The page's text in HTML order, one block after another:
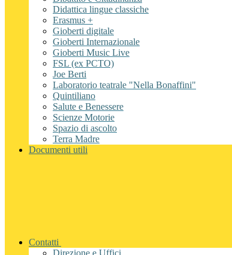
Didattica lingue classiche
Erasmus +
Gioberti digitale
Gioberti Internazionale
Gioberti Music Live
FSL (ex PCTO)
Joe Berti
Laboratorio teatrale "Nella Bonaffini"
Quintiliano
Salute e Benessere
Scienze Motorie
Spazio di ascolto
Terra Madre
Documenti utili
Contatti